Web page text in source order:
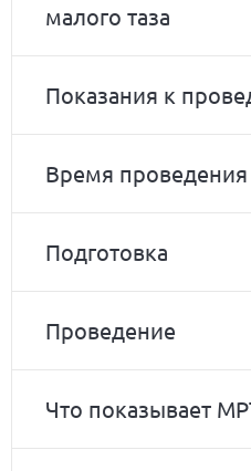
малого таза
Показания к
Время проведения
Подготовка
Проведение
Что показывает